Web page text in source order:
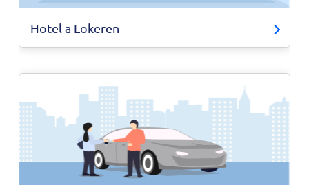
Hotel a Lokeren